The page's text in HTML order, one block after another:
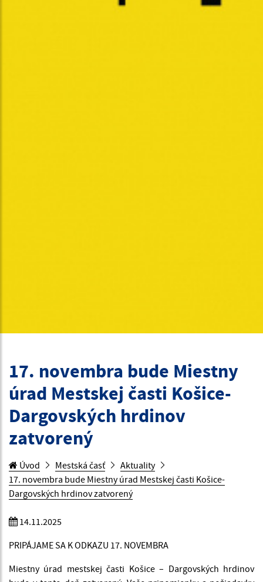
17. novembra bude Miestny
úrad Mestskej časti Košice-
Dargovských hrdinov
zatvorený
Úvod Mestská časť
Aktuality
17. novembra bude Miestny úrad Mestskej časti Košice-
Dargovských hrdinov zatvorený
14.11.2025
PRIPÁJAME SA K ODKAZU 17. NOVEMBRA
Miestny úrad mestskej časti Košice – Dargovských hrdinov